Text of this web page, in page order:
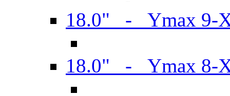
18.0" - Ymax 9-
18.0" - Ymax 8-